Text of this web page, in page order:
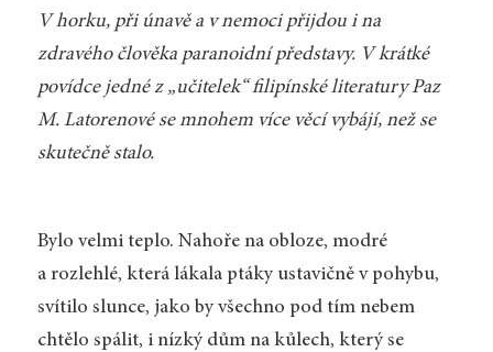
V horku, při únavě a v nemoci přijdou i na
zdravého člověka paranoidní představy. V krátké
povídce jedné z „učitelek“ filipínské literatury Paz
M. Latorenové se mnohem více věcí vybájí, než se
skutečně stalo.
Bylo velmi teplo. Nahoře na obloze, modré
a rozlehlé, která lákala ptáky ustavičně v pohybu,
svítilo slunce, jako by všechno pod tím nebem
chtělo spálit, i nízký dům na kůlech, který se